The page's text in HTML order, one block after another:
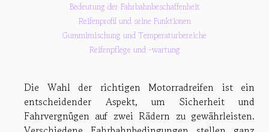
Bedeutung der Fahrbahnbeschaffenheit
Reifenprofil und seine Funktionen
Gummimischung und Temperaturbereiche
Reifenpflege und -wartung
Die Wahl der richtigen Motorradreifen ist ein
entscheidender Aspekt, um Sicherheit und
Fahrvergnügen auf zwei Rädern zu gewährleisten.